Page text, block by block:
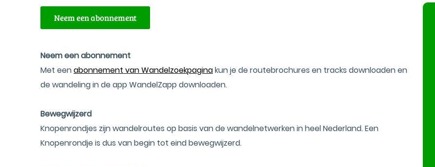
Neem een abonnement
Neem een abonnement
Met eenabonnement van Wandelzoekpaginakun je de routebrochures en tracks downloaden en
de wandeling in de app WandelZapp downloaden.
Bewegwijzerd
Knopenrondjes zijn wandelroutes op basis van de wandelnetwerken in heel Nederland. Een
Knopenrondje is dus van begin tot eind bewegwijzerd.